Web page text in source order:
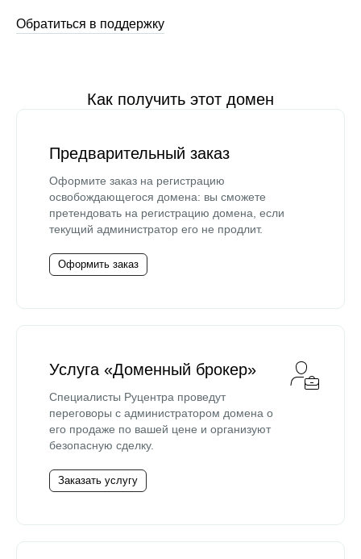
Обратиться в поддержку
Как получить этот домен
Предварительный заказ
Оформите заказ на регистрацию
освобождающегося домена: вы сможете
претендовать на регистрацию домена, если
текущий администратор его не продлит.
Оформить заказ
Услуга «Доменный брокер»
Специалисты Руцентра проведут
переговоры с администратором домена о
его продаже по вашей цене и организуют
безопасную сделку.
Заказать услугу